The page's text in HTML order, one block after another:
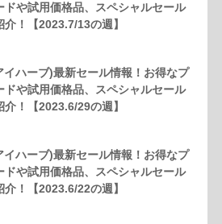
ドや試用価格品、スペシャルセール
介！【2023.7/13の週】
ハーブ)最新セール情報！お得なプ
ドや試用価格品、スペシャルセール
介！【2023.6/29の週】
ハーブ)最新セール情報！お得なプ
ドや試用価格品、スペシャルセール
介！【2023.6/22の週】